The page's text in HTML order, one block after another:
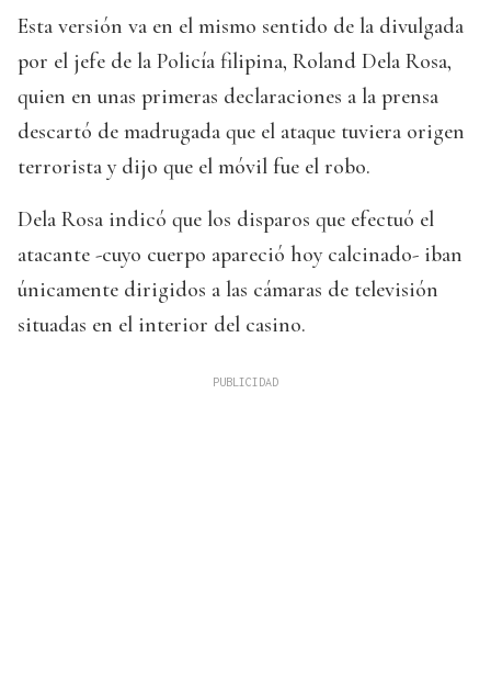
Esta versión va en el mismo sentido de la divulgada
por el jefe de la Policía filipina, Roland Dela Rosa,
quien en unas primeras declaraciones a la prensa
descartó de madrugada que el ataque tuviera origen
terrorista y dijo que el móvil fue el robo.
Dela Rosa indicó que los disparos que efectuó el
atacante -cuyo cuerpo apareció hoy calcinado- iban
únicamente dirigidos a las cámaras de televisión
situadas en el interior del casino.